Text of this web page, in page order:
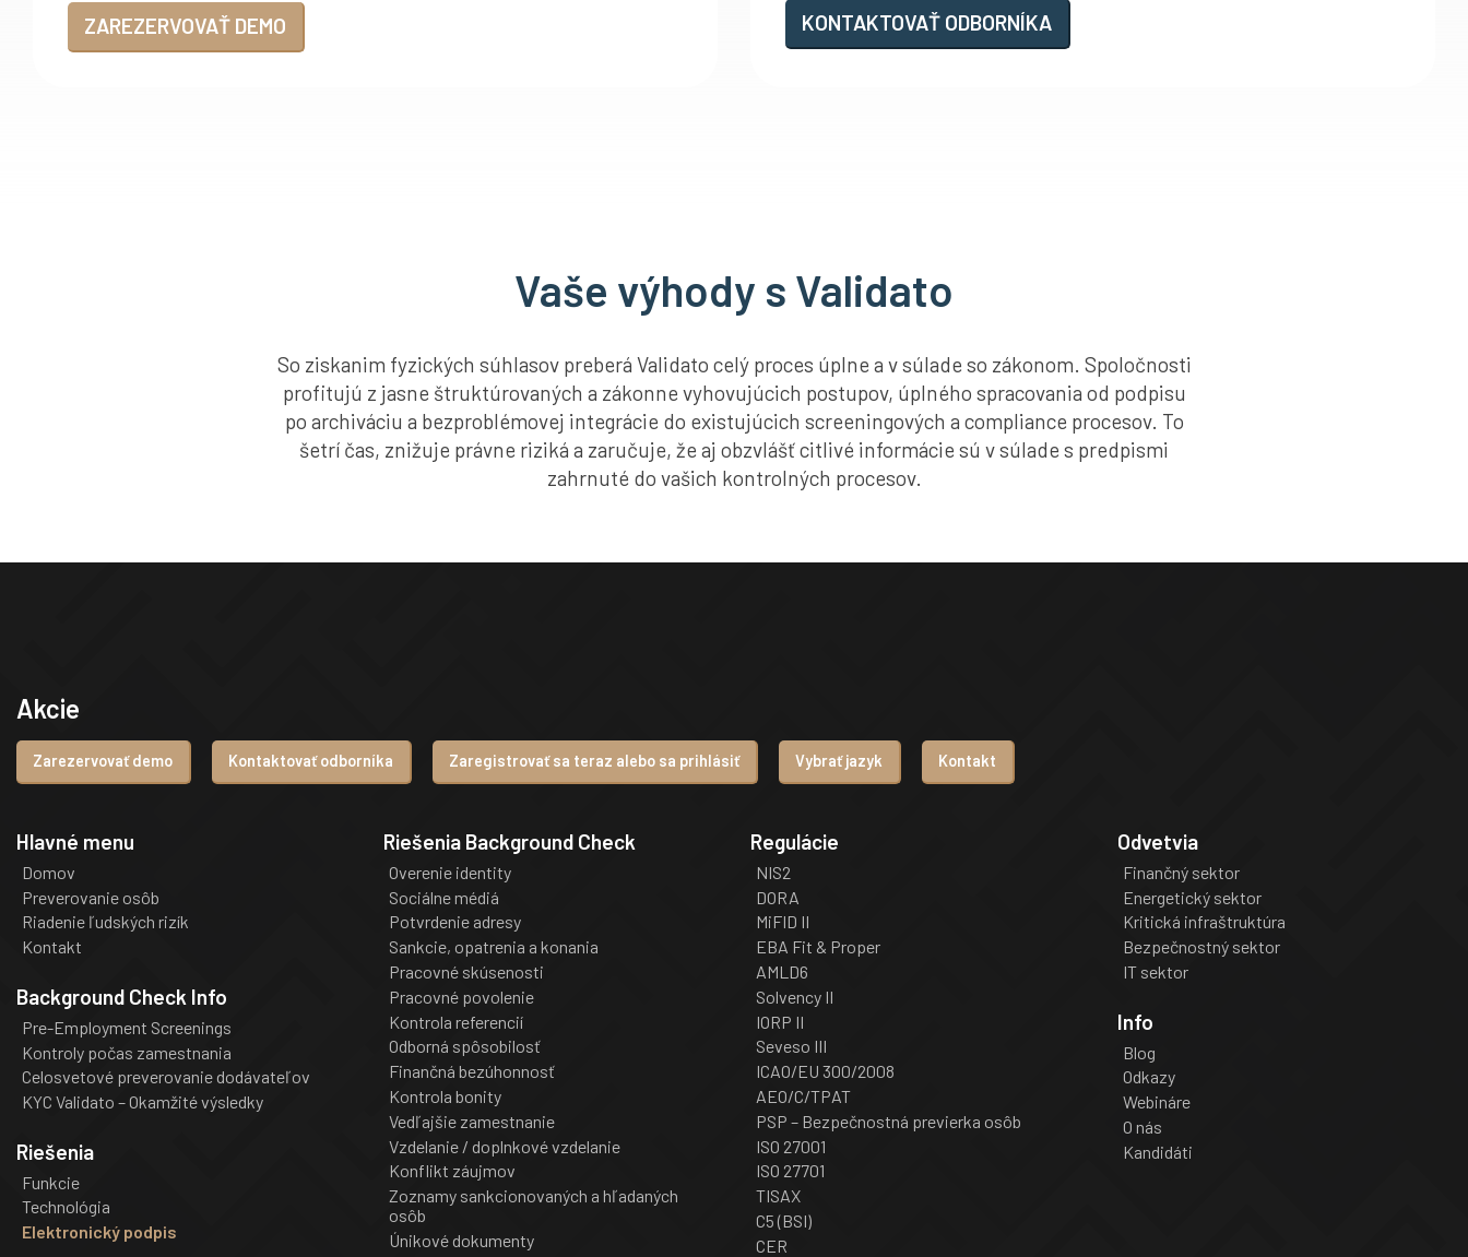
ZAREZERVOVAŤ DEMO KONTAKTOVAŤ ODBORNÍKA
Vaše výhody s Validato
So ziskanim fyzických súhlasov preberá Validato celý proces úplne a v súlade so zákonom. Spoločnosti
profitujú z jasne štruktúrovaných a zákonne vyhovujúcich postupov, úplného spracovania od podpisu
po archiváciu a bezproblémovej integrácie do existujúcich screeningových a compliance procesov. To
šetrí čas, znižuje právne riziká a zaručuje, že aj obzvlášť citlivé informácie sú v súlade s predpismi
zahrnuté do vašich kontrolných procesov.
Akcie
Zarezervovať demo Kontaktovať odborníka Zaregistrovať sa teraz alebo sa prihlásiť Vybrať jazyk Kontakt
Hlavné menu
Domov
Preverovanie osôb
Riadenie ľudských rizík
Kontakt
Background Check Info
Pre-Employment Screenings
Kontroly počas zamestnania
Celosvetové preverovanie dodávateľov
KYC Validato – Okamžité výsledky
Riešenia
Funkcie
Technológia
Elektronický podpis
Riešenia Background Check
Overenie identity
Sociálne médiá
Potvrdenie adresy
Sankcie, opatrenia a konania
Pracovné skúsenosti
Pracovné povolenie
Kontrola referencií
Odborná spôsobilosť
Finančná bezúhonnosť
Kontrola bonity
Vedľajšie zamestnanie
Vzdelanie / doplnkové vzdelanie
Konflikt záujmov
Zoznamy sankcionovaných a hľadaných
osôb
Únikové dokumenty
Regulácie
NIS2
DORA
MiFID II
EBA Fit & Proper
AMLD6
Solvency II
IORP II
Seveso III
ICAO/EU 300/2008
AEO/C/TPAT
PSP – Bezpečnostná previerka osôb
ISO 27001
ISO 27701
TISAX
C5 (BSI)
CER
Odvetvia
Finančný sektor
Energetický sektor
Kritická infraštruktúra
Bezpečnostný sektor
IT sektor
Info
Blog
Odkazy
Webináre
O nás
Kandidáti